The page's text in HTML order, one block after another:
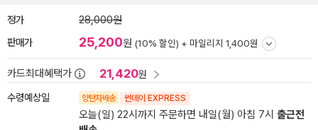
정가 28,000원
판매가 25,200원 (10% 할인) + 마일리지 1,400원
카드최대혜택가 21,420원
수령예상일 양탄자배송 썬데이 EXPRESS
오늘(일) 22시까지 주문하면 내일(월) 아침 7시 출근전